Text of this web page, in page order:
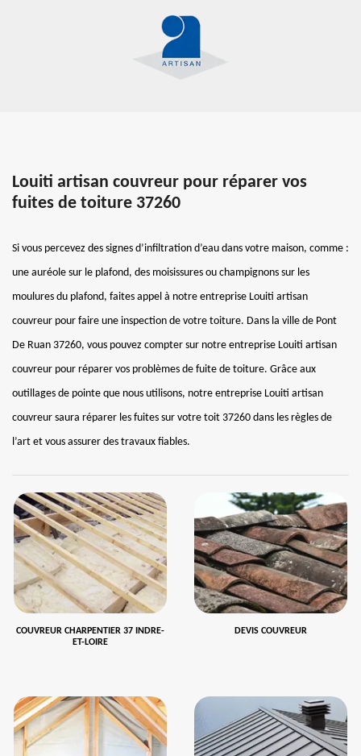
Louiti artisan couvreur pour réparer vos
fuites de toiture 37260
Si vous percevez des signes d’infiltration d’eau dans votre maison, comme :
une auréole sur le plafond, des moisissures ou champignons sur les
moulures du plafond, faites appel à notre entreprise Louiti artisan
couvreur pour faire une inspection de votre toiture. Dans la ville de Pont
De Ruan 37260, vous pouvez compter sur notre entreprise Louiti artisan
couvreur pour réparer vos problèmes de fuite de toiture. Grâce aux
outillages de pointe que nous utilisons, notre entreprise Louiti artisan
couvreur saura réparer les fuites sur votre toit 37260 dans les règles de
l’art et vous assurer des travaux fiables.
COUVREUR CHARPENTIER 37 INDRE-
ET-LOIRE
DEVIS COUVREUR